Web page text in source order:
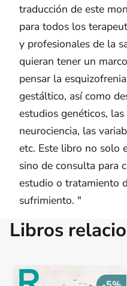
traducción de este
para todos los
y profesionales de la
quieran tener un
pensar la
gestáltico, así como
estudios genéticos,
neurociencia, las
etc. Este libro no solo
sino de consulta para
estudio o tratamiento
sufrimiento. "
Libros